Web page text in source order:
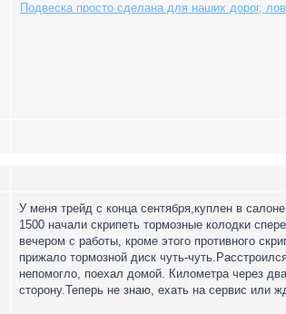
Подвеска просто сделана для наших дорог,
У меня трейд с конца сентября,куплен в
1500 начали скрипеть тормозные колодки
вечером с работы, кроме этого противного
прижало тормозной диск чуть-
непомогло, поехал домой. Километра через
сторону.Теперь не знаю, ехать на сервис или